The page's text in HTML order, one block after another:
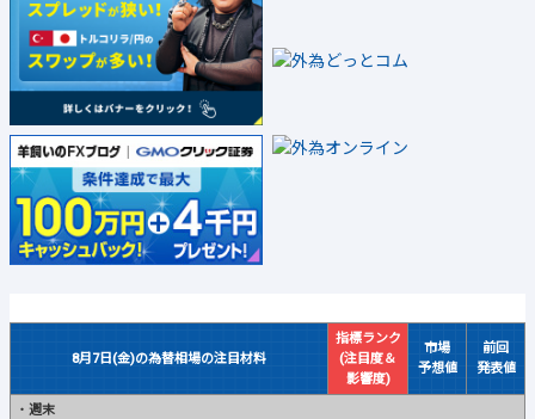
8月7日(金)の為替相場の注目材料
指標ランク
(注目度＆
影響度)
市場
予想値
前回
発表値
・ 週末